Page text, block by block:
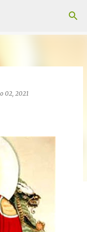
02, 2021